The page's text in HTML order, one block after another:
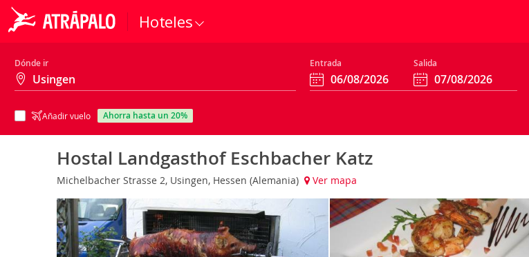
Hoteles
Dónde ir Entrada Salida
Añadir vuelo ahorra hasta un 20%
Hostal Landgasthof Eschbacher Katz
Michelbacher Strasse 2, Usingen, Hessen (Alemania) Ver mapa